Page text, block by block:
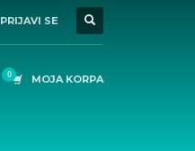
PRIJAVI SE
MOJA KORPA